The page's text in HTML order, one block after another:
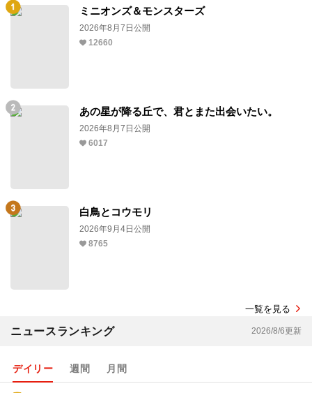
ミニオンズ＆モンスターズ
2026年8月7日公開
12660
あの星が降る丘で、君とまた出会いたい。
2026年8月7日公開
6017
白鳥とコウモリ
2026年9月4日公開
8765
一覧を見る
ニュースランキング 2026/8/6更新
デイリー 週間 月間